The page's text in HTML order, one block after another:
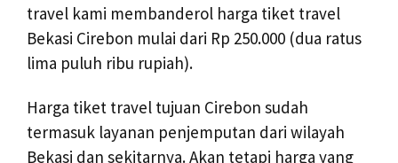
travel kami membanderol harga tiket travel
Bekasi Cirebon mulai dari Rp 250.000 (dua ratus
lima puluh ribu rupiah).
Harga tiket travel tujuan Cirebon sudah
termasuk layanan penjemputan dari wilayah
Bekasi dan sekitarnya. Akan tetapi harga yang